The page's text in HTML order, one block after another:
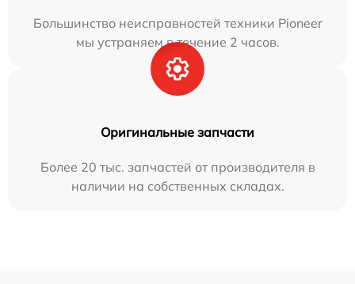
Большинство неисправностей техники Pioneer
мы устраняем в течение 2 часов.
Оригинальные запчасти
Более 20 тыс. запчастей от производителя в
наличии на собственных складах.